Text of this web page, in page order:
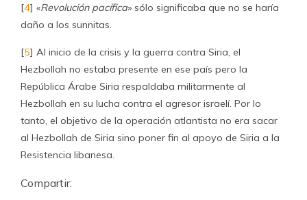
[4] «Revolución pacífica» sólo significaba que no se haría
daño a los sunnitas.
[5] Al inicio de la crisis y la guerra contra Siria, el
Hezbollah no estaba presente en ese país pero la
República Árabe Siria respaldaba militarmente al
Hezbollah en su lucha contra el agresor israelí. Por lo
tanto, el objetivo de la operación atlantista no era sacar
al Hezbollah de Siria sino poner fin al apoyo de Siria a la
Resistencia libanesa.
Compartir: